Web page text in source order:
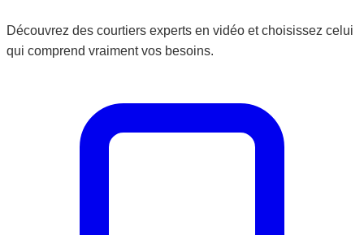
Découvrez des courtiers experts en vidéo et choisissez celui
qui comprend vraiment vos besoins.